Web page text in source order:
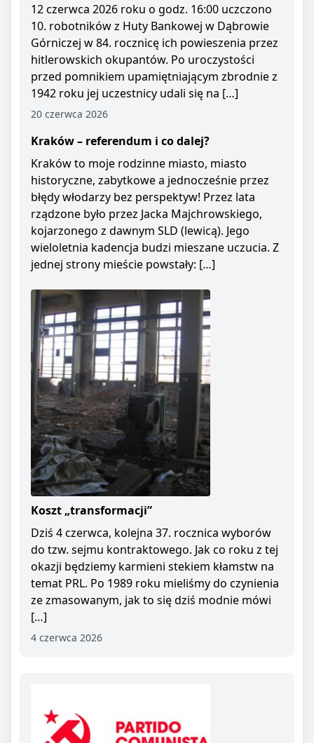
12 czerwca 2026 roku o godz. 16:00 uczczono
10. robotników z Huty Bankowej w Dąbrowie
Górniczej w 84. rocznicę ich powieszenia przez
hitlerowskich okupantów. Po uroczystości
przed pomnikiem upamiętniającym zbrodnie z
1942 roku jej uczestnicy udali się na […]
20 czerwca 2026
Kraków – referendum i co dalej?
Kraków to moje rodzinne miasto, miasto
historyczne, zabytkowe a jednocześnie przez
błędy włodarzy bez perspektyw! Przez lata
rządzone było przez Jacka Majchrowskiego,
kojarzonego z dawnym SLD (lewicą). Jego
wieloletnia kadencja budzi mieszane uczucia. Z
jednej strony mieście powstały: […]
Koszt „transformacji”
Dziś 4 czerwca, kolejna 37. rocznica wyborów
do tzw. sejmu kontraktowego. Jak co roku z tej
okazji będziemy karmieni stekiem kłamstw na
temat PRL. Po 1989 roku mieliśmy do czynienia
ze zmasowanym, jak to się dziś modnie mówi
[…]
4 czerwca 2026